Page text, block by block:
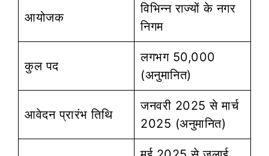
आयोजक
विभिन्न राज्यों के नगर
निगम
कुल पद
लगभग 50,000
(अनुमानित)
आवेदन प्रारंभ तिथि
जनवरी 2025 से मार्च
2025 (अनुमानित)